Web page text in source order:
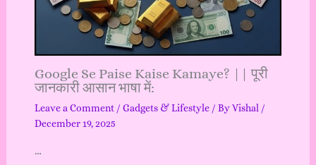
Google Se Paise Kaise Kamaye? || पूरी
जानकारी आसान भाषा में:
Leave a Comment / Gadgets & Lifestyle/ ByVishal /
December 19, 2025
…